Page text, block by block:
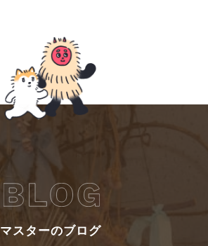
マスターのブログ